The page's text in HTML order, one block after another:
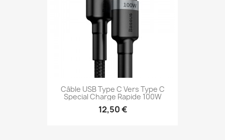
Câble USB Type C Vers Type C
Special Charge Rapide 100W
12,50 €